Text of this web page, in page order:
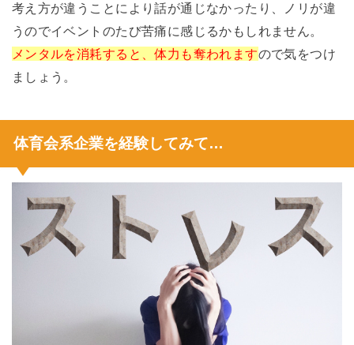
考え方が違うことにより話が通じなかったり、ノリが違
うのでイベントのたび苦痛に感じるかもしれません。
メンタルを消耗すると、体力も奪われますので気をつけ
ましょう。
体育会系企業を経験してみて…